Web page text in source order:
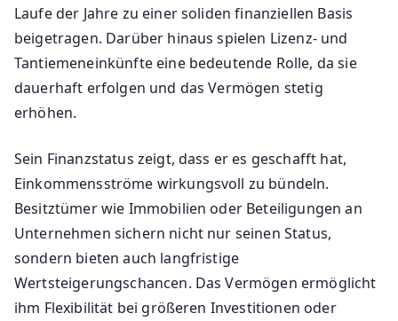
Laufe der Jahre zu einer soliden finanziellen Basis
beigetragen. Darüber hinaus spielen Lizenz- und
Tantiemeneinkünfte eine bedeutende Rolle, da sie
dauerhaft erfolgen und das Vermögen stetig
erhöhen.
Sein Finanzstatus zeigt, dass er es geschafft hat,
Einkommensströme wirkungsvoll zu bündeln.
Besitztümer wie Immobilien oder Beteiligungen an
Unternehmen sichern nicht nur seinen Status,
sondern bieten auch langfristige
Wertsteigerungschancen. Das Vermögen ermöglicht
ihm Flexibilität bei größeren Investitionen oder